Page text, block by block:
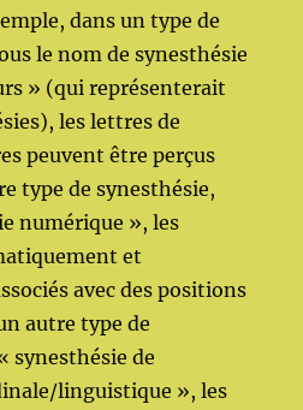
dans un type de
le nom de synesthésie
» (qui représenterait
les lettres de
peuvent être perçus
type de synesthésie,
numérique », les
et
avec des positions
autre type de
synesthésie de
linguistique », les